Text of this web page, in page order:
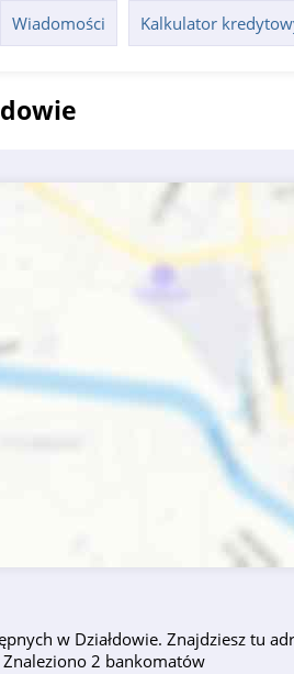
Wiadomości Kalkulator
w Działdowie. Znajdziesz tu
Znaleziono 2 bankomatów